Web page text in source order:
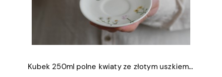
Kubek 250ml polne kwiaty ze złotym uszkiem + talerzyk 12,5cm